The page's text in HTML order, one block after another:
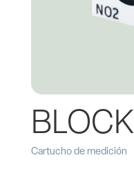
BLOCK
Cartucho de medición